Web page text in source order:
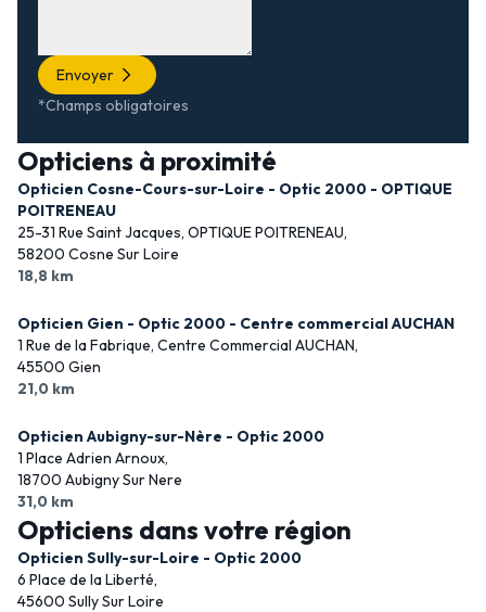
Envoyer
*Champs obligatoires
Opticiens à proximité
Opticien Cosne-Cours-sur-Loire - Optic 2000 - OPTIQUE
POITRENEAU
25-31 Rue Saint Jacques, OPTIQUE POITRENEAU,
58200 Cosne Sur Loire
18,8 km
Opticien Gien - Optic 2000 - Centre commercial AUCHAN
1 Rue de la Fabrique, Centre Commercial AUCHAN,
45500 Gien
21,0 km
Opticien Aubigny-sur-Nère - Optic 2000
1 Place Adrien Arnoux,
18700 Aubigny Sur Nere
31,0 km
Opticiens dans votre région
Opticien Sully-sur-Loire - Optic 2000
6 Place de la Liberté,
45600 Sully Sur Loire